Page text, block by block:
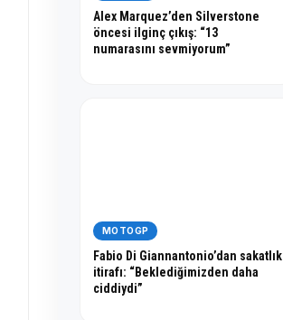
Alex Marquez’den Silverstone
öncesi ilginç çıkış: “13
numarasını sevmiyorum”
MOTOGP
Fabio Di Giannantonio’dan sakatlık
itirafı: “Beklediğimizden daha
ciddiydi”